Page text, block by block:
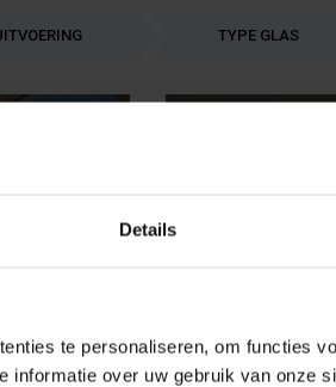
Details
te personaliseren, om functies
informatie over uw gebruik van onze
TYPE GLAS